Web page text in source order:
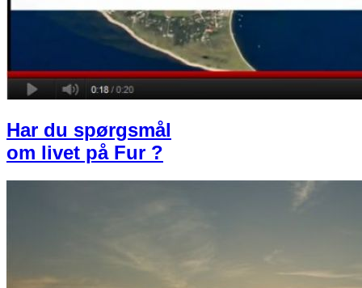
Har du spørgsmål
om livet på Fur ?